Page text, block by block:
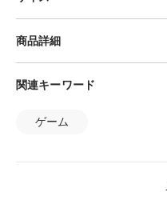
商品詳細
関連キーワード
ゲーム